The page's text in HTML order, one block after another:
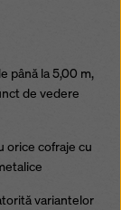
până la 5,00 m,
de vedere
orice cofraje cu
variantelor